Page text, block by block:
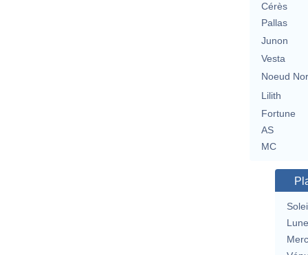
Cérès
Pallas
Junon
Vesta
Noeud
Lilith
Fortune
AS
MC
Lune